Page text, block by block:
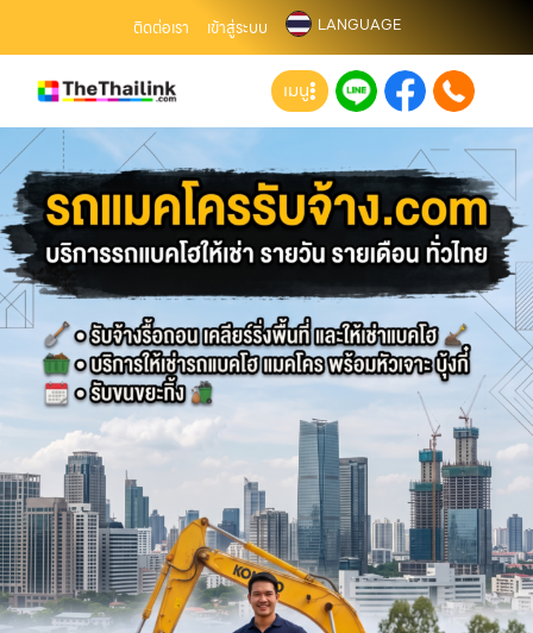
ติดต่อเรา เข้าสู่ระบบ LANGUAGE
เมนู